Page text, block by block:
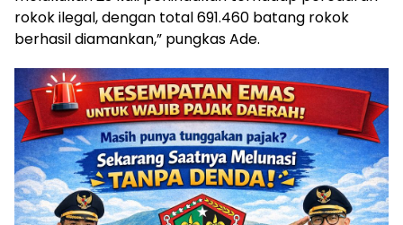
rokok ilegal, dengan total 691.460 batang rokok
berhasil diamankan,” pungkas Ade.